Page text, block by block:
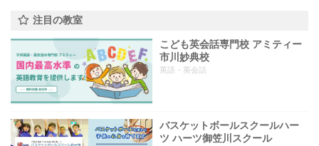
注目の教室
こども英会話専門校 アミティー
市川妙典校
英語・英会話
バスケットボールスクールハー
ツ ハーツ御笠川スクール